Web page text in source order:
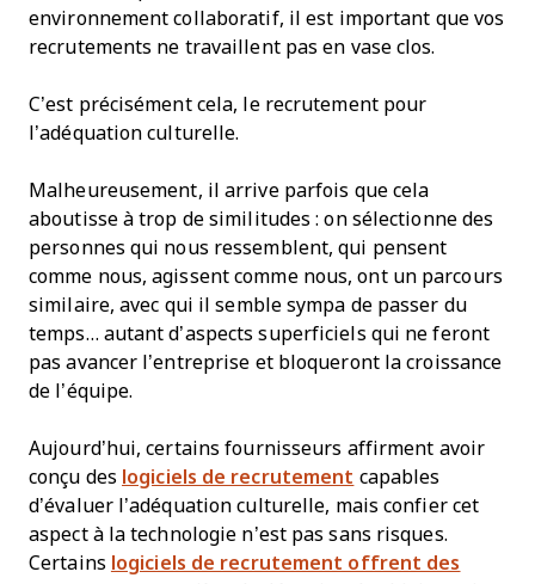
environnement collaboratif, il est important que vos
recrutements ne travaillent pas en vase clos.
C’est précisément cela, le recrutement pour
l’adéquation culturelle.
Malheureusement, il arrive parfois que cela
aboutisse à trop de similitudes : on sélectionne des
personnes qui nous ressemblent, qui pensent
comme nous, agissent comme nous, ont un parcours
similaire, avec qui il semble sympa de passer du
temps… autant d’aspects superficiels qui ne feront
pas avancer l’entreprise et bloqueront la croissance
de l’équipe.
Aujourd’hui, certains fournisseurs affirment avoir
conçu des logiciels de recrutement capables
d’évaluer l’adéquation culturelle, mais confier cet
aspect à la technologie n’est pas sans risques.
Certains logiciels de recrutement offrent des